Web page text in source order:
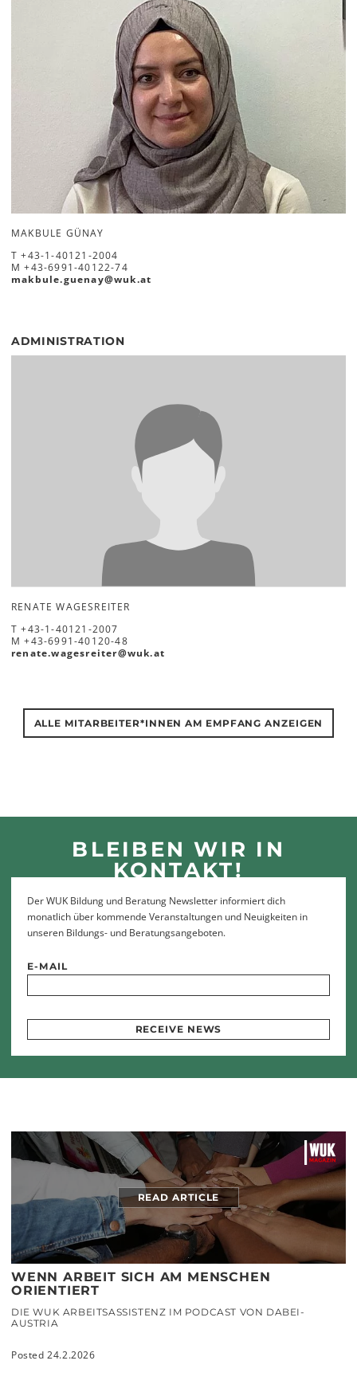
MAKBULE GÜNAY
T+43-1-40121-2004
M+43-6991-40122-74
makbule.guenay@wuk.at
ADMINISTRATION
RENATE WAGESREITER
T+43-1-40121-2007
M+43-6991-40120-48
renate.wagesreiter@wuk.at
ALLE MITARBEITER*INNEN AM EMPFANG ANZEIGEN
BLEIBEN WIR IN
KONTAKT!
Der WUK Bildung und Beratung Newsletter informiert dich
monatlich über kommende Veranstaltungen und Neuigkeiten in
unseren Bildungs- und Beratungsangeboten.
E-MAIL
RECEIVE NEWS
READ ARTICLE
WENN ARBEIT SICH AM MENSCHEN
ORIENTIERT
DIE WUK ARBEITSASSISTENZ IM PODCAST VON DABEI-
AUSTRIA
Posted 24.2.2026